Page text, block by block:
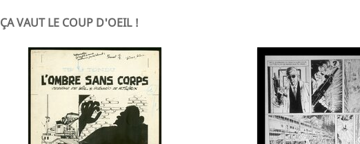
ÇA VAUT LE COUP D'OEIL !